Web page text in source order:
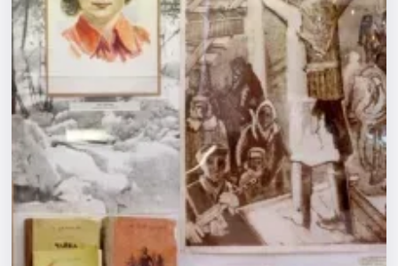
Экскурсии
Спорт
События
Города
Площадки